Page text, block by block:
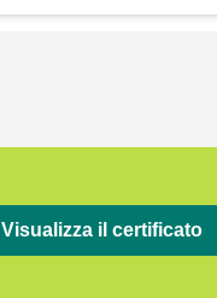
Visualizza il certificato